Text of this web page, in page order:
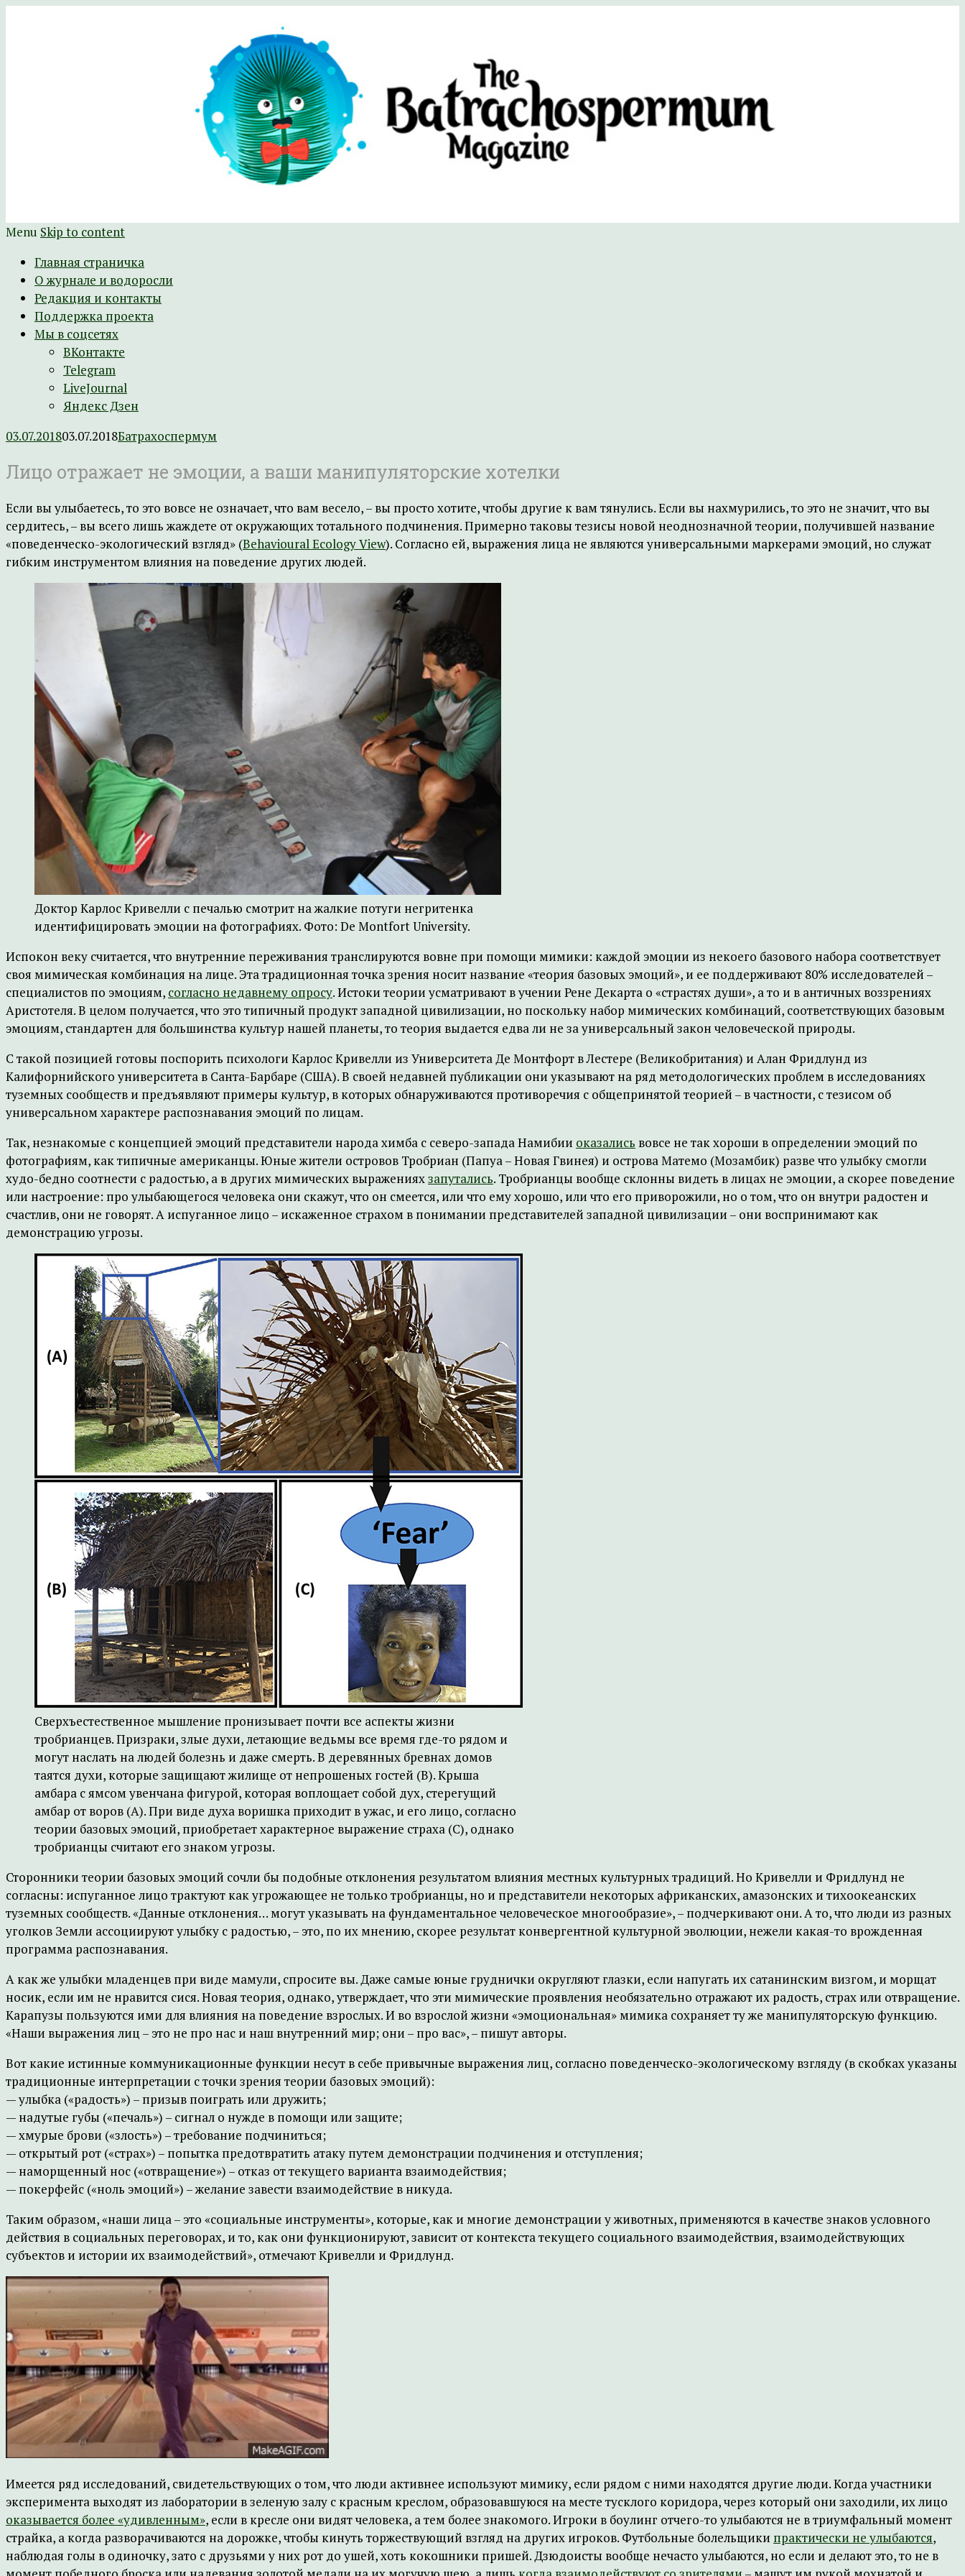
The Batrachospermum Magazine
Научно-развлекательный журнал Батрахоспермум (официальный сайт)
Menu Skip to content
Главная страничка
О журнале и водоросли
Редакция и контакты
Поддержка проекта
Мы в соцсетях
ВКонтакте
Telegram
LiveJournal
Яндекс Дзен
03.07.201803.07.2018Батрахоспермум
Лицо отражает не эмоции, а ваши манипуляторские хотелки
Если вы улыбаетесь, то это вовсе не означает, что вам весело, – вы просто хотите, чтобы другие к вам тянулись. Если вы нахмурились, то это не значит, что вы
сердитесь, – вы всего лишь жаждете от окружающих тотального подчинения. Примерно таковы тезисы новой неоднозначной теории, получившей название
«поведенческо-экологический взгляд» (Behavioural Ecology View). Согласно ей, выражения лица не являются универсальными маркерами эмоций, но служат
гибким инструментом влияния на поведение других людей.
Доктор Карлос Кривелли с печалью смотрит на жалкие потуги негритенка
идентифицировать эмоции на фотографиях. Фото: De Montfort University.
Испокон веку считается, что внутренние переживания транслируются вовне при помощи мимики: каждой эмоции из некоего базового набора соответствует
своя мимическая комбинация на лице. Эта традиционная точка зрения носит название «теория базовых эмоций», и ее поддерживают 80% исследователей –
специалистов по эмоциям, согласно недавнему опросу. Истоки теории усматривают в учении Рене Декарта о «страстях души», а то и в античных воззрениях
Аристотеля. В целом получается, что это типичный продукт западной цивилизации, но поскольку набор мимических комбинаций, соответствующих базовым
эмоциям, стандартен для большинства культур нашей планеты, то теория выдается едва ли не за универсальный закон человеческой природы.
С такой позицией готовы поспорить психологи Карлос Кривелли из Университета Де Монтфорт в Лестере (Великобритания) и Алан Фридлунд из
Калифорнийского университета в Санта-Барбаре (США). В своей недавней публикации они указывают на ряд методологических проблем в исследованиях
туземных сообществ и предъявляют примеры культур, в которых обнаруживаются противоречия с общепринятой теорией – в частности, с тезисом об
универсальном характере распознавания эмоций по лицам.
Так, незнакомые с концепцией эмоций представители народа химба с северо-запада Намибии оказались вовсе не так хороши в определении эмоций по
фотографиям, как типичные американцы. Юные жители островов Тробриан (Папуа – Новая Гвинея) и острова Матемо (Мозамбик) разве что улыбку смогли
худо-бедно соотнести с радостью, а в других мимических выраженияхзапутались. Тробрианцы вообще склонны видеть в лицах не эмоции, а скорее поведение
или настроение: про улыбающегося человека они скажут, что он смеется, или что ему хорошо, или что его приворожили, но о том, что он внутри радостен и
счастлив, они не говорят. А испуганное лицо – искаженное страхом в понимании представителей западной цивилизации – они воспринимают как
демонстрацию угрозы.
Сверхъестественное мышление пронизывает почти все аспекты жизни
тробрианцев. Призраки, злые духи, летающие ведьмы все время где-то рядом и
могут наслать на людей болезнь и даже смерть. В деревянных бревнах домов
таятся духи, которые защищают жилище от непрошеных гостей (B). Крыша
амбара с ямсом увенчана фигурой, которая воплощает собой дух, стерегущий
амбар от воров (A). При виде духа воришка приходит в ужас, и его лицо, согласно
теории базовых эмоций, приобретает характерное выражение страха (С), однако
тробрианцы считают его знаком угрозы.
Сторонники теории базовых эмоций сочли бы подобные отклонения результатом влияния местных культурных традиций. Но Кривелли и Фридлунд не
согласны: испуганное лицо трактуют как угрожающее не только тробрианцы, но и представители некоторых африканских, амазонских и тихоокеанских
туземных сообществ. «Данные отклонения… могут указывать на фундаментальное человеческое многообразие», – подчеркивают они. А то, что люди из разных
уголков Земли ассоциируют улыбку с радостью, – это, по их мнению, скорее результат конвергентной культурной эволюции, нежели какая-то врожденная
программа распознавания.
А как же улыбки младенцев при виде мамули, спросите вы. Даже самые юные груднички округляют глазки, если напугать их сатанинским визгом, и морщат
носик, если им не нравится сися. Новая теория, однако, утверждает, что эти мимические проявления необязательно отражают их радость, страх или отвращение.
Карапузы пользуются ими для влияния на поведение взрослых. И во взрослой жизни «эмоциональная» мимика сохраняет ту же манипуляторскую функцию.
«Наши выражения лиц – это не про нас и наш внутренний мир; они – про вас», – пишут авторы.
Вот какие истинные коммуникационные функции несут в себе привычные выражения лиц, согласно поведенческо-экологическому взгляду (в скобках указаны
традиционные интерпретации с точки зрения теории базовых эмоций):
— улыбка («радость») – призыв поиграть или дружить;
— надутые губы («печаль») – сигнал о нужде в помощи или защите;
— хмурые брови («злость») – требование подчиниться;
— открытый рот («страх») – попытка предотвратить атаку путем демонстрации подчинения и отступления;
— наморщенный нос («отвращение») – отказ от текущего варианта взаимодействия;
— покерфейс («ноль эмоций») – желание завести взаимодействие в никуда.
Таким образом, «наши лица – это «социальные инструменты», которые, как и многие демонстрации у животных, применяются в качестве знаков условного
действия в социальных переговорах, и то, как они функционируют, зависит от контекста текущего социального взаимодействия, взаимодействующих
субъектов и истории их взаимодействий», отмечают Кривелли и Фридлунд.
Имеется ряд исследований, свидетельствующих о том, что люди активнее используют мимику, если рядом с ними находятся другие люди. Когда участники
эксперимента выходят из лаборатории в зеленую залу с красным креслом, образовавшуюся на месте тусклого коридора, через который они заходили, их лицо
оказывается более «удивленным», если в кресле они видят человека, а тем более знакомого. Игроки в боулинг отчего-то улыбаются не в триумфальный момент
страйка, а когда разворачиваются на дорожке, чтобы кинуть торжествующий взгляд на других игроков. Футбольные болельщики практически не улыбаются,
наблюдая голы в одиночку, зато с друзьями у них рот до ушей, хоть кокошники пришей. Дзюдоисты вообще нечасто улыбаются, но если и делают это, то не в